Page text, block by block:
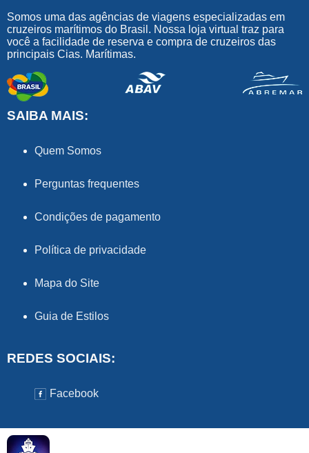
Somos uma das agências de viagens especializadas em
cruzeiros marítimos do Brasil. Nossa loja virtual traz para
você a facilidade de reserva e compra de cruzeiros das
principais Cias. Marítimas.
SAIBA MAIS:
Quem Somos
Perguntas frequentes
Condições de pagamento
Política de privacidade
Mapa do Site
Guia de Estilos
REDES SOCIAIS:
Facebook